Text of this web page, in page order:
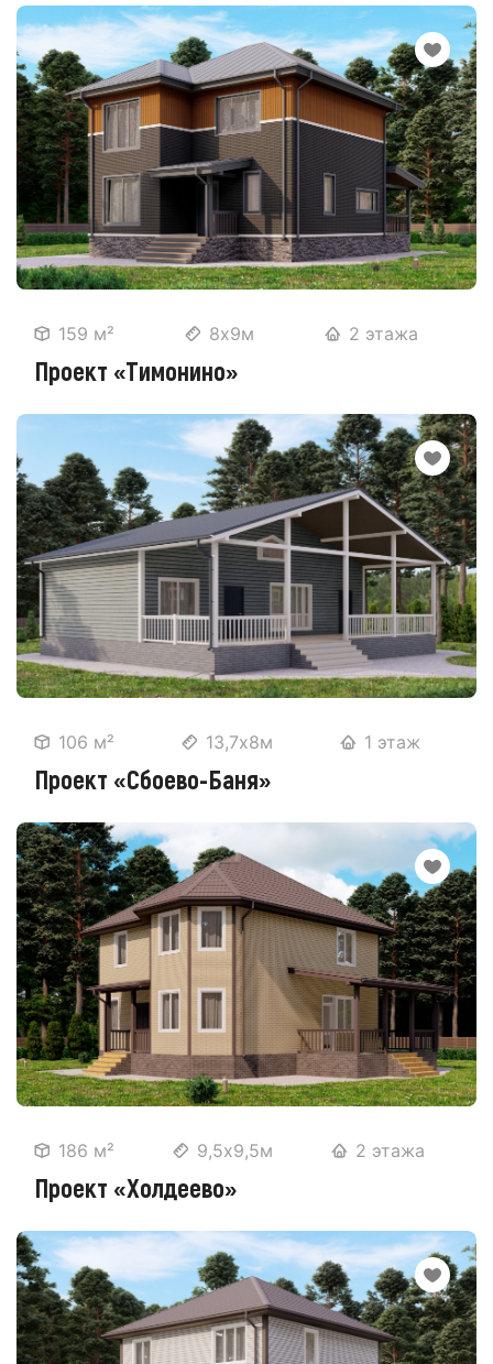
159 м² 8х9м 2 этажа
Проект «Тимонино»
106 м² 13,7х8м 1 этаж
Проект «Сбоево-Баня»
186 м² 9,5х9,5м 2 этажа
Проект «Холдеево»